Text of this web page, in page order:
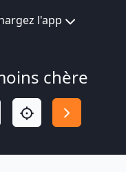
l'app
chère